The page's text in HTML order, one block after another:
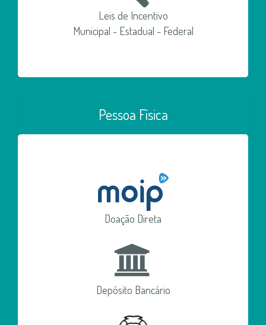
Leis de Incentivo
Municipal - Estadual - Federal
Pessoa Física
Doação Direta
Depósito Bancário